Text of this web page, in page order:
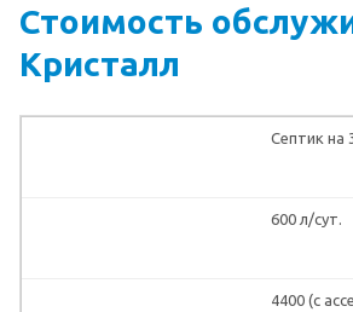
Стоимость
Кристалл
Септик на
600 л/сут.
4400 (с